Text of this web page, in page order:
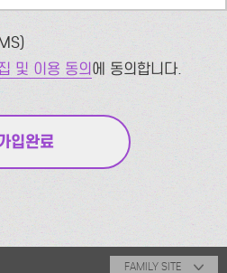
및 이용 동의에 동의합니다.
FAMILY SITE